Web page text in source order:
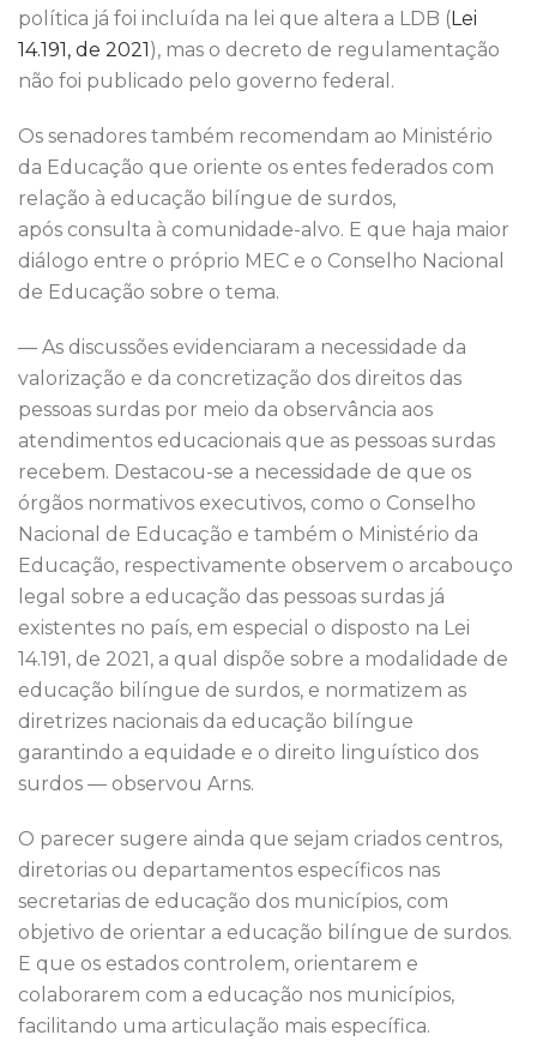
política já foi incluída na lei que altera a LDB (Lei
14.191, de 2021), mas o decreto de regulamentação
não foi publicado pelo governo federal.
Os senadores também recomendam ao Ministério
da Educação que oriente os entes federados com
relação à educação bilíngue de surdos,
após consulta à comunidade-alvo. E que haja maior
diálogo entre o próprio MEC e o Conselho Nacional
de Educação sobre o tema.
— As discussões evidenciaram a necessidade da
valorização e da concretização dos direitos das
pessoas surdas por meio da observância aos
atendimentos educacionais que as pessoas surdas
recebem. Destacou-se a necessidade de que os
órgãos normativos executivos, como o Conselho
Nacional de Educação e também o Ministério da
Educação, respectivamente observem o arcabouço
legal sobre a educação das pessoas surdas já
existentes no país, em especial o disposto na Lei
14.191, de 2021, a qual dispõe sobre a modalidade de
educação bilíngue de surdos, e normatizem as
diretrizes nacionais da educação bilíngue
garantindo a equidade e o direito linguístico dos
surdos — observou Arns.
O parecer sugere ainda que sejam criados centros,
diretorias ou departamentos específicos nas
secretarias de educação dos municípios, com
objetivo de orientar a educação bilíngue de surdos.
E que os estados controlem, orientarem e
colaborarem com a educação nos municípios,
facilitando uma articulação mais específica.